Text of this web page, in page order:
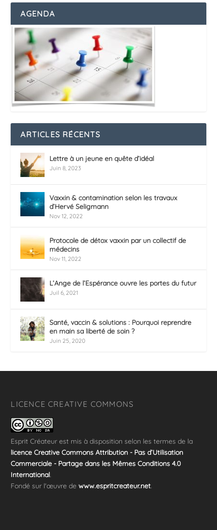
AGENDA
ARTICLES RÉCENTS
Lettre à un jeune en quête d’idéal
Juin 8, 2023
Vaxxin & contamination selon les travaux
d’Hervé Seligmann
Nov 12, 2022
Protocole de détox vaxxin par un collectif de
médecins
Nov 11, 2022
L’Ange de l’Espérance ouvre les portes du futur
Juil 6, 2021
Santé, vaccin & solutions : Pourquoi reprendre
en main sa liberté de soin ?
Juin 25, 2020
LICENCE CREATIVE COMMONS
Esprit Créateur est mis à disposition selon les termes de la
licence Creative Commons Attribution - Pas d’Utilisation
Commerciale - Partage dans les Mêmes Conditions 4.0
International.
Fondé sur l'œuvre dewww.espritcreateur.net.